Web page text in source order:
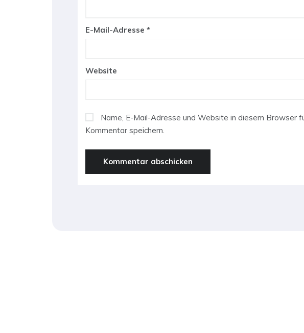
E-Mail-Adresse *
Website
Name, E-Mail-Adresse und Website in diesem Browser
Kommentar speichern.